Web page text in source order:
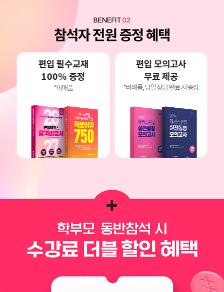
편입 필수교재
100% 증정
*비매품
편입 모의고사
무료 제공
*비매품, 당일 상담 완료 시 증정